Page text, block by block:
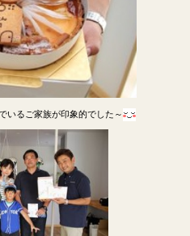
いるご家族が印象的でした～